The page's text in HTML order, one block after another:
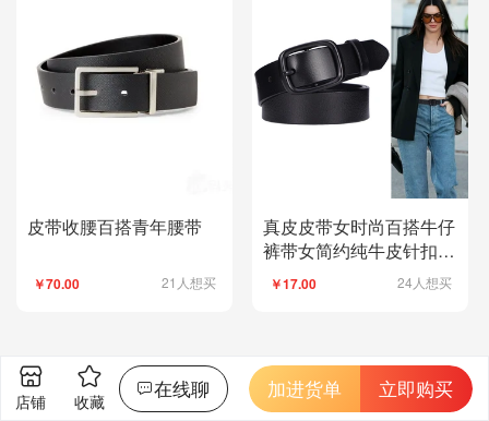
皮带收腰百搭青年腰带
￥70.00 21人想买
真皮皮带女时尚百搭牛仔
裤带女简约纯牛皮针扣商
务休闲女士腰带女
￥17.00 24人想买
店铺 收藏
在线聊 加进货单 立即购买